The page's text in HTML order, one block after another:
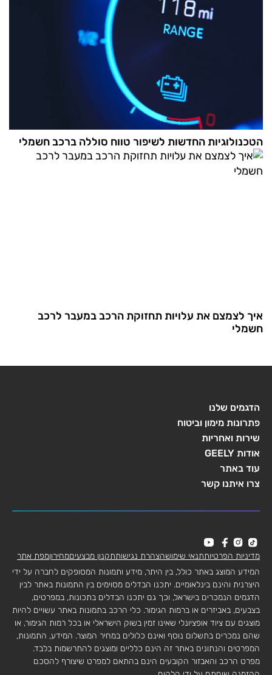
הטכנולוגיות החדשות לשיפור טווח סוללה ברכב חשמלי
איך לצמצם את עלויות תחזוקת הרכב במעבר לרכב
חשמלי
הדגמים שלנו
פתרונות מימון וביטוח
שירות ואחריות
אודות GEELY
עוד באתר
צרו איתנו קשר
מדיניות הפרטיותתנאי שימושהצהרת נגישותתקנון מבצעיםמחירוןמפת אתר
המידע המוצג באתר כולל, בין היתר, מידע ותמונות המסופקים לחברה על ידי
היצרנית והינם בינלאומיים. יתכנו הבדלים מסוימים בין התמונות באתר לבין
הדגמים הנמכרים בישראל, וכך גם יתכנו הבדלים בתכונות, במפרטים,
בצבעים, באביזרים או ברמות הגימור. כלי הרכב בתמונות באתר עשויים להיות
מוצגים עם ציוד אופציונלי שאינו זמין בשוק הישראלי או בכל רמות הגימור, או
שהם נמכרים בתשלום נוסף ואינם כלולים במחיר המוצר. המידע, התמונות,
המפרטים והנתונים באתר זה הינם כלליים ומוצגים להתרשמות בלבד.
מפרט הרכב והאבזור הקובעים הינם בהתאם למפרט שיצורף להסכם